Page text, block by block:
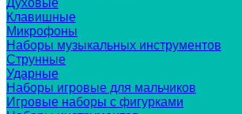
Духовые
Клавишные
Микрофоны
Наборы музыкальных инструментов
Струнные
Ударные
Наборы игровые для мальчиков
Игровые наборы с фигурками